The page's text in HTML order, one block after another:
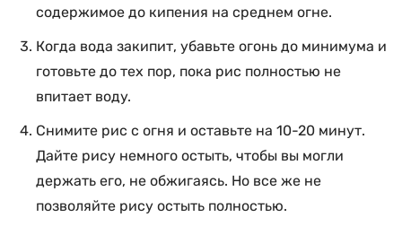
содержимое до кипения на среднем огне.
Когда вода закипит, убавьте огонь до минимума и
готовьте до тех пор, пока рис полностью не
впитает воду.
Снимите рис с огня и оставьте на 10-20 минут.
Дайте рису немного остыть, чтобы вы могли
держать его, не обжигаясь. Но все же не
позволяйте рису остыть полностью.